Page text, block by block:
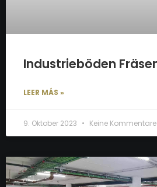
Industrieböden
LEER MÁS »
9. Oktober 2023 Keine Kommentare